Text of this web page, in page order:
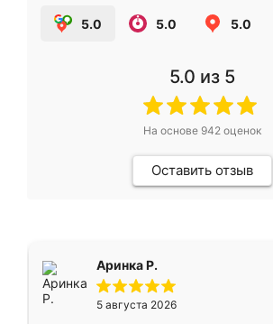
5.0 5.0 5.0
5.0 из 5
На основе 942оценок
Оставить отзыв
Аринка Р.
5 августа 2026